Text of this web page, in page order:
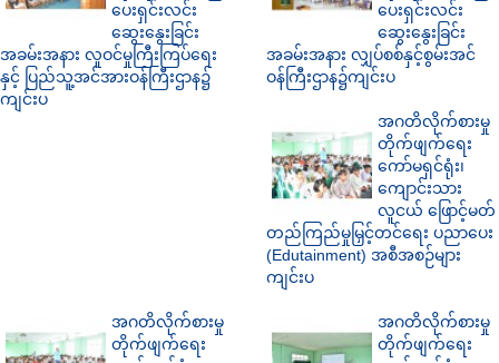
ပေးရှင်းလင်း
ဆွေးနွေးခြင်း
အခမ်းအနား လူဝင်မှုကြီးကြပ်ရေး
နှင့် ပြည်သူ့အင်အားဝန်ကြီးဌာန၌
ကျင်းပ
ပေးရှင်းလင်း
ဆွေးနွေးခြင်း
အခမ်းအနား လျှပ်စစ်နှင့်စွမ်းအင်
ဝန်ကြီးဌာန၌ကျင်းပ
အဂတိလိုက်စားမှု
တိုက်ဖျက်ရေး
ကော်မရှင်ရုံး၊
ကျောင်းသား
လူငယ် ဖြောင့်မတ်
တည်ကြည်မှုမြှင့်တင်ရေး ပညာပေး
(Edutainment) အစီအစဉ်များ
ကျင်းပ
အဂတိလိုက်စားမှု
တိုက်ဖျက်ရေး
အဂတိလိုက်စားမှု
တိုက်ဖျက်ရေး